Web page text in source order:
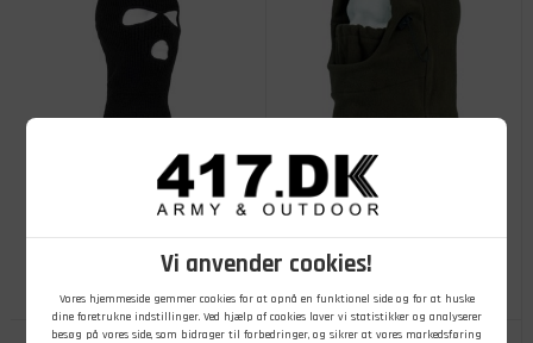
Vi anvender cookies!
Vores hjemmeside gemmer cookies for at opnå en funktionel side og for at huske
dine foretrukne indstillinger. Ved hjælp af cookies laver vi statistikker og analyserer
besøg på vores side, som bidrager til forbedringer, og sikrer at vores markedsføring
Elefanthue i uld med 3 huller,
Sort
99,00 DKK
Fleece Balaclava Polar